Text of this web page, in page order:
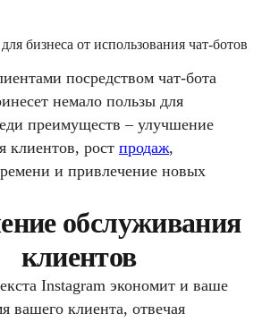
бизнеса от использования чат-ботов
посредством чат-бота
немало пользы для
преимуществ – улучшение
клиентов, рост продаж,
и привлечение новых
обслуживания
клиентов
Instagram экономит и ваше
вашего клиента, отвечая